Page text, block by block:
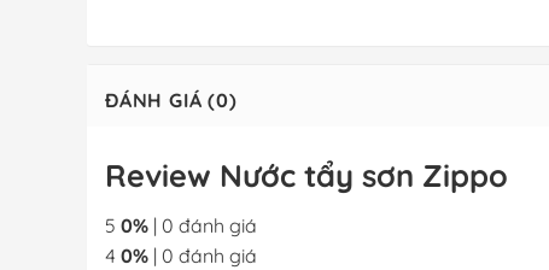
ĐÁNH GIÁ (0)
Review Nước tẩy sơn Zippo
5 0% | 0 đánh giá
4 0% | 0 đánh giá